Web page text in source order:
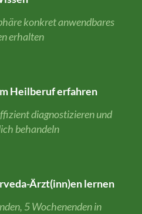
konkret anwendbares
erhalten
Heilberuf erfahren
diagnosti­­zieren und
be­han­deln
Ärz­t(in­­n)en lernen
5 Wochen­enden in